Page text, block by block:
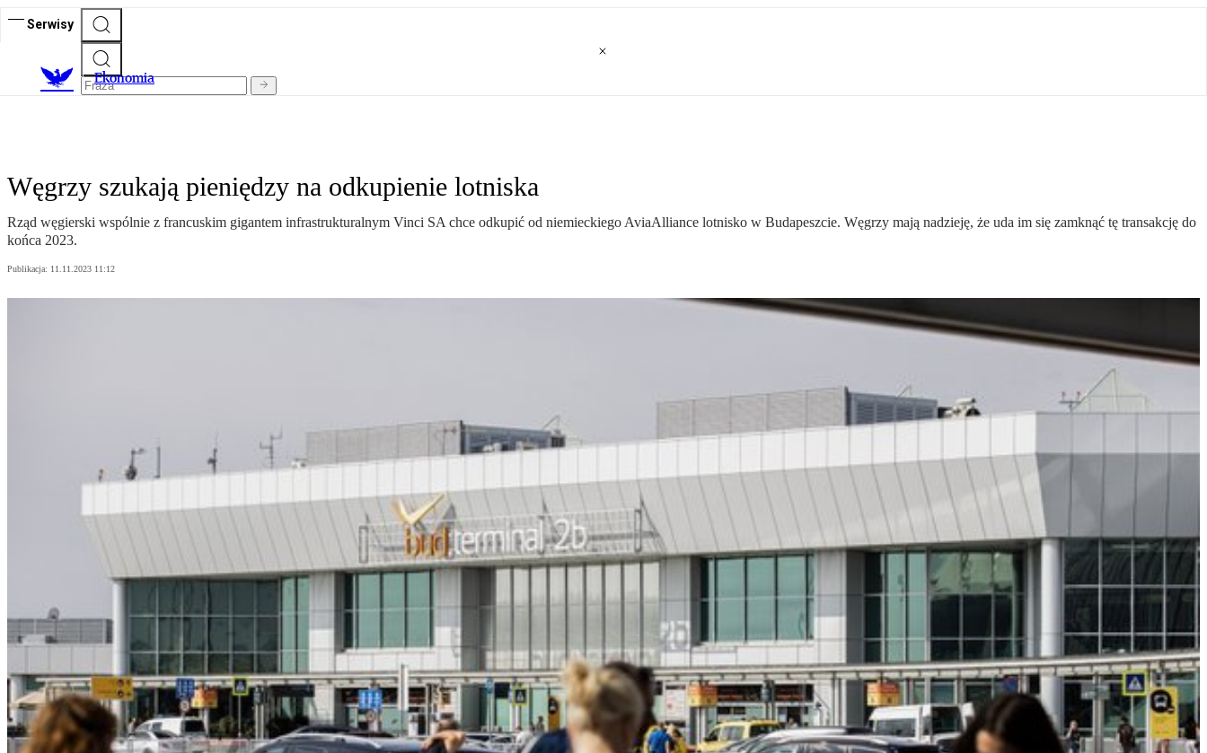
Serwisy
Ekonomia
Węgrzy szukają pieniędzy na odkupienie lotniska
Rząd węgierski wspólnie z francuskim gigantem infrastrukturalnym Vinci SA chce odkupić od niemieckiego AviaAlliance lotnisko w Budapeszcie. Węgrzy mają nadzieję, że uda im się zamknąć tę transakcję do
końca 2023.
Publikacja: 11.11.2023 11:12